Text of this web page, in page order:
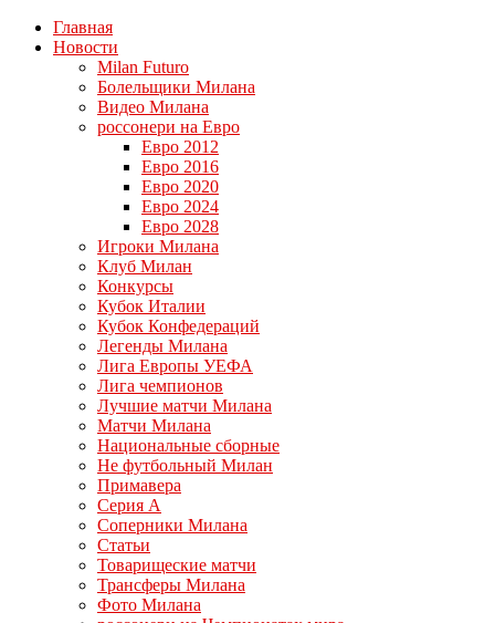
Главная
Новости
Milan Futuro
Болельщики Милана
Видео Милана
россонери на Евро
Евро 2012
Евро 2016
Евро 2020
Евро 2024
Евро 2028
Игроки Милана
Клуб Милан
Конкурсы
Кубок Италии
Кубок Конфедераций
Легенды Милана
Лига Европы УЕФА
Лига чемпионов
Лучшие матчи Милана
Матчи Милана
Национальные сборные
Не футбольный Милан
Примавера
Серия А
Соперники Милана
Статьи
Товарищеские матчи
Трансферы Милана
Фото Милана